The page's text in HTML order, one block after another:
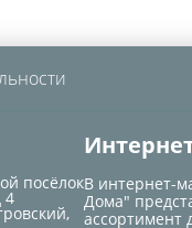
посёлок
4
В интернет-
Дома"